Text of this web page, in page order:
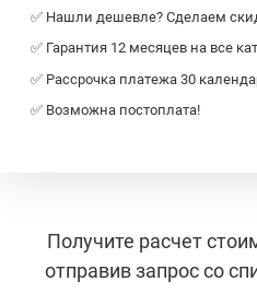
✅ Нашли дешевле? Сделаем
✅ Гарантия 12 месяцев на все
✅ Рассрочка платежа 30
✅ Возможна постоплата!
Получите расчет
отправив запрос со